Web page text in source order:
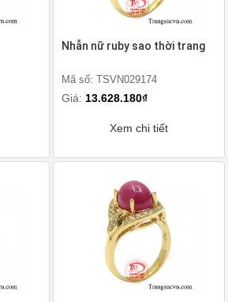
Nhẫn nữ ruby sao thời trang
Mã số: TSVN029174
Giá: 13.628.180₫
Xem chi tiết